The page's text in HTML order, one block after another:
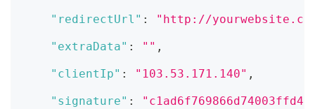
"redirectUrl" : "http://
"extraData" : "" ,
"clientIp" : "103.53.171.140" ,
"signature" :